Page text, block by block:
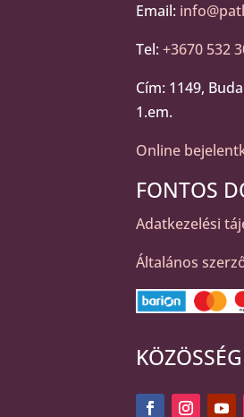
Email:
Tel: +3670 532
Cím: 1149,
1.em.
Online
FONTOS
Adatkezelési
Általános